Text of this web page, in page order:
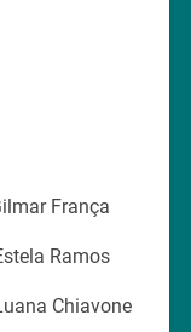
França
Ramos
Chiavone